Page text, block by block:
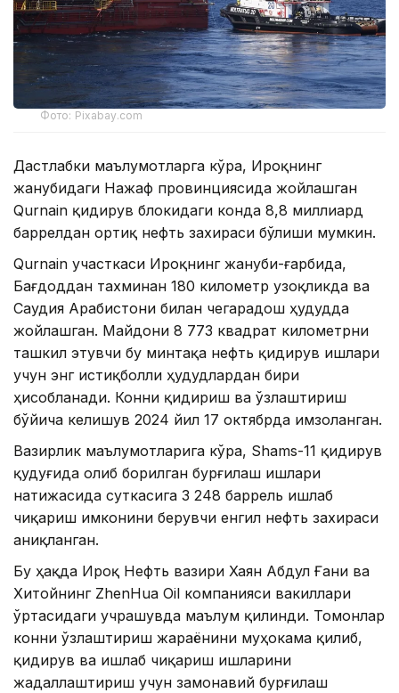
Фото: Pixabay.com
Дастлабки маълумотларга кўра, Ироқнинг
жанубидаги Нажаф провинциясида жойлашган
Qurnain қидирув блокидаги конда 8,8 миллиард
баррелдан ортиқ нефть захираси бўлиши мумкин.
Qurnain участкаси Ироқнинг жануби-ғарбида,
Бағдоддан тахминан 180 километр узоқликда ва
Саудия Арабистони билан чегарадош ҳудудда
жойлашган. Майдони 8 773 квадрат километрни
ташкил этувчи бу минтақа нефть қидирув ишлари
учун энг истиқболли ҳудудлардан бири
ҳисобланади. Конни қидириш ва ўзлаштириш
бўйича келишув 2024 йил 17 октябрда имзоланган.
Вазирлик маълумотларига кўра, Shams-11 қидирув
қудуғида олиб борилган бурғилаш ишлари
натижасида суткасига 3 248 баррель ишлаб
чиқариш имконини берувчи енгил нефть захираси
аниқланган.
Бу ҳақда Ироқ Нефть вазири Хаян Абдул Ғани ва
Хитойнинг ZhenHua Oil компанияси вакиллари
ўртасидаги учрашувда маълум қилинди. Томонлар
конни ўзлаштириш жараёнини муҳокама қилиб,
қидирув ва ишлаб чиқариш ишларини
жадаллаштириш учун замонавий бурғилаш